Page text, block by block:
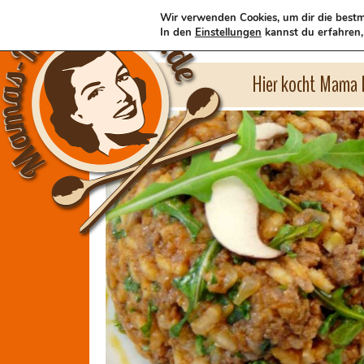
Hier kocht
Wir verwenden Cookies, um dir die
In den Einstellungen kannst du